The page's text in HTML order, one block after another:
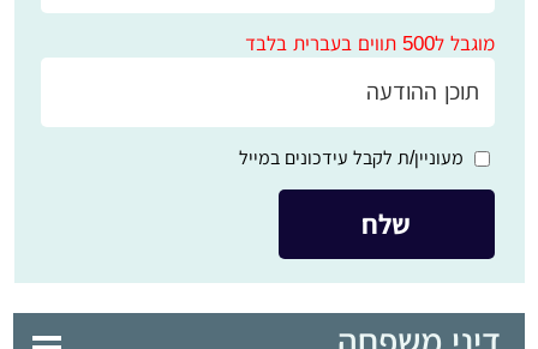
מוגבל ל500 תווים בעברית בלבד
מעוניין/ת לקבל עידכונים במייל